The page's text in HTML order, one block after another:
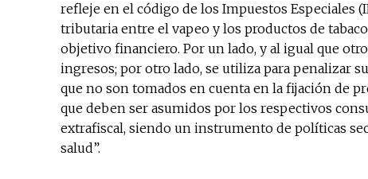
refleje en el código de los Impuestos Especiales
tributaria entre el vapeo y los productos de
objetivo financiero. Por un lado, y al igual que
ingresos; por otro lado, se utiliza para penalizar
que no son tomados en cuenta en la fijación de
que deben ser asumidos por los respectivos
extrafiscal, siendo un instrumento de políticas
salud”.